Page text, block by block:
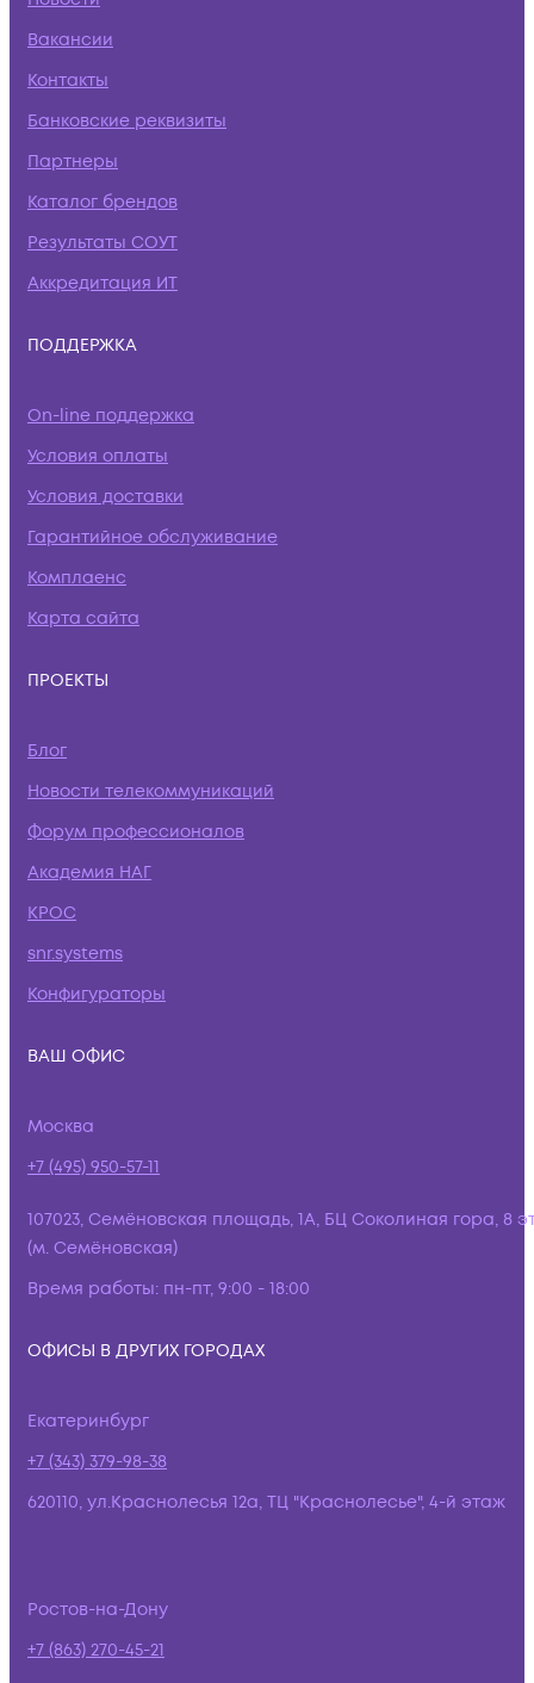
Вакансии
Контакты
Банковские реквизиты
Партнеры
Каталог брендов
Результаты СОУТ
Аккредитация ИТ
ПОДДЕРЖКА
On-line поддержка
Условия оплаты
Условия доставки
Гарантийное обслуживание
Комплаенс
Карта сайта
ПРОЕКТЫ
Блог
Новости телекоммуникаций
Форум профессионалов
Академия НАГ
КРОС
snr.systems
Конфигураторы
ВАШ ОФИС
Москва
+7 (495) 950-57-11
107023, Семёновская площадь, 1А, БЦ Соколиная гора, 8
(м. Семёновская)
Время работы: пн-пт, 9:00 - 18:00
ОФИСЫ В ДРУГИХ ГОРОДАХ
Екатеринбург
+7 (343) 379-98-38
620110, ул.Краснолесья 12а, ТЦ "Краснолесье", 4-й этаж
Ростов-на-Дону
+7 (863) 270-45-21